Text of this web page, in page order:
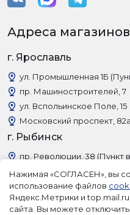
Адреса магазинов
г. Ярославль
ул. Промышленная 1Б
пр. Машиностроителей, 7
ул. Вспольинское Поле, 15
Московский проспект, 82а
г. Рыбинск
пр. Революции, 38 (Пункт
Нажимая «СОГЛАСЕН», вы
использование файлов
Яндекс.Метрики и
сайта. Вы можете